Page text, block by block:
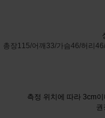
총장115/어깨33/가슴46/허리
측정 위치에 따라 3cm
권